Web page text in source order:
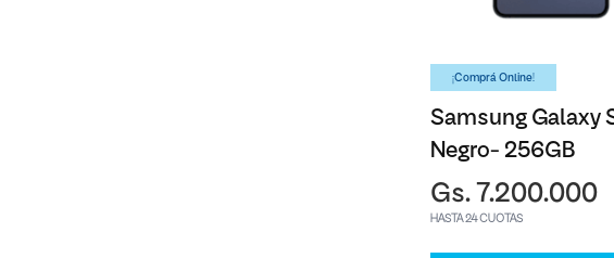
¡Comprá Online!
Samsung Galaxy
Negro- 256GB
Gs. 7.200.000
HASTA 24 CUOTAS